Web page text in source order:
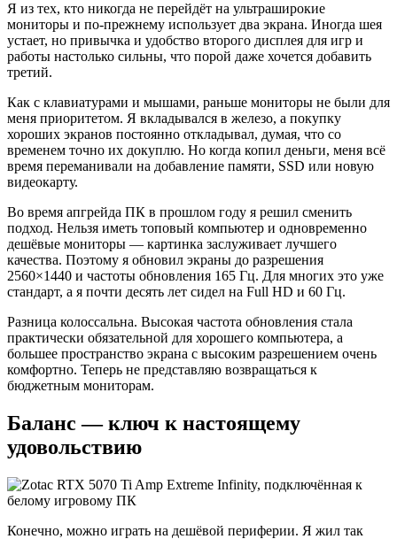
Я из тех, кто никогда не перейдёт на ультраширокие
мониторы и по-прежнему использует два экрана. Иногда шея
устает, но привычка и удобство второго дисплея для игр и
работы настолько сильны, что порой даже хочется добавить
третий.
Как с клавиатурами и мышами, раньше мониторы не были для
меня приоритетом. Я вкладывался в железо, а покупку
хороших экранов постоянно откладывал, думая, что со
временем точно их докуплю. Но когда копил деньги, меня всё
время переманивали на добавление памяти, SSD или новую
видеокарту.
Во время апгрейда ПК в прошлом году я решил сменить
подход. Нельзя иметь топовый компьютер и одновременно
дешёвые мониторы — картинка заслуживает лучшего
качества. Поэтому я обновил экраны до разрешения
2560×1440 и частоты обновления 165 Гц. Для многих это уже
стандарт, а я почти десять лет сидел на Full HD и 60 Гц.
Разница колоссальна. Высокая частота обновления стала
практически обязательной для хорошего компьютера, а
большее пространство экрана с высоким разрешением очень
комфортно. Теперь не представляю возвращаться к
бюджетным мониторам.
Баланс — ключ к настоящему
удовольствию
Конечно, можно играть на дешёвой периферии. Я жил так